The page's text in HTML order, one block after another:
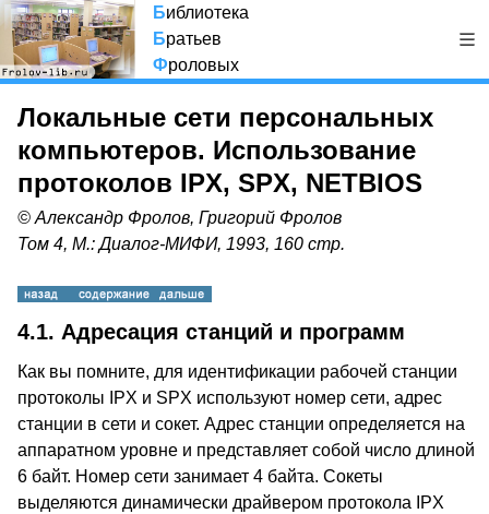
Библиотека
Братьев
Фроловых
Локальные сети персональных
компьютеров. Использование
протоколов IPX, SPX, NETBIOS
© Александр Фролов, Григорий Фролов
Том 4, М.: Диалог-МИФИ, 1993, 160 стр.
4.1. Адресация станций и программ
Как вы помните, для идентификации рабочей станции
протоколы IPX и SPX используют номер сети, адрес
станции в сети и сокет. Адрес станции определяется на
аппаратном уровне и представляет собой число длиной
6 байт. Номер сети занимает 4 байта. Сокеты
выделяются динамически драйвером протокола IPX